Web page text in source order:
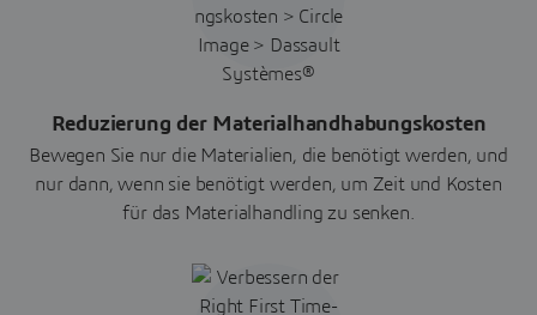
Reduzierung der Materialhandhabungskosten
Bewegen Sie nur die Materialien, die benötigt werden, und
nur dann, wenn sie benötigt werden, um Zeit und Kosten
für das Materialhandling zu senken.